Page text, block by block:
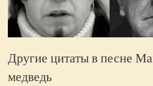
Другие цитаты в песне
медведь